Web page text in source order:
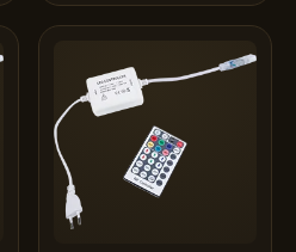
радиопультом